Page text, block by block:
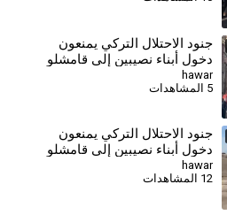
جنود الاحتلال التركي يمنعون
دخول أبناء نصيبين إلى قامشلو
hawar
5 المشاهدات
جنود الاحتلال التركي يمنعون
دخول أبناء نصيبين إلى قامشلو
hawar
12 المشاهدات